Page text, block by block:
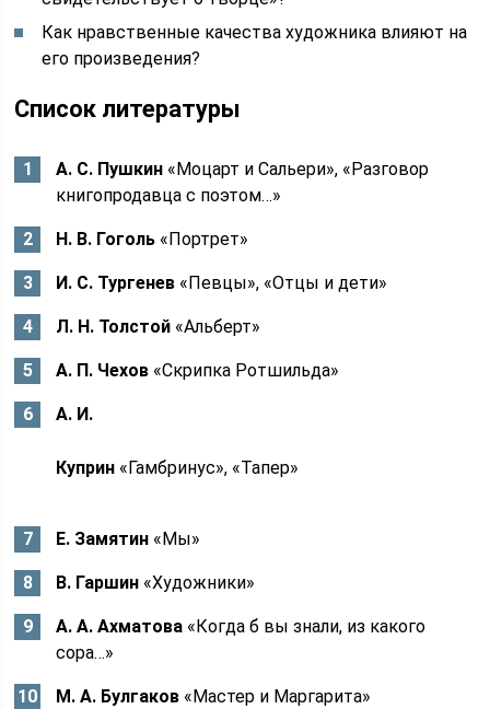
Как нравственные качества художника влияют на
его произведения?
Список литературы
А. С. Пушкин «Моцарт и Сальери», «Разговор
книгопродавца с поэтом…»
Н. В. Гоголь «Портрет»
И. С. Тургенев «Певцы», «Отцы и дети»
Л. Н. Толстой «Альберт»
А. П. Чехов «Скрипка Ротшильда»
А. И.
Куприн «Гамбринус», «Тапер»
Е. Замятин «Мы»
В. Гаршин «Художники»
А. А. Ахматова «Когда б вы знали, из какого
сора…»
М. А. Булгаков «Мастер и Маргарита»